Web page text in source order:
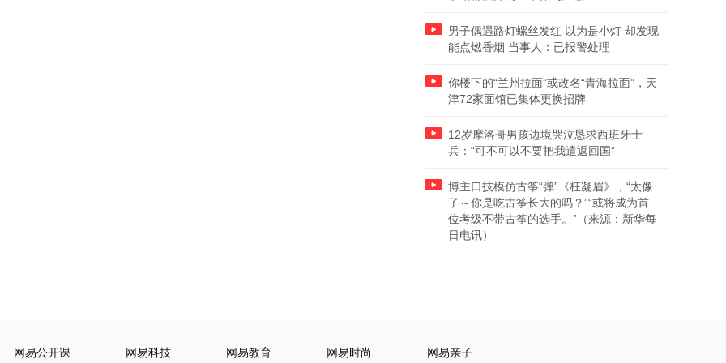
男子偶遇路灯螺丝发红 以为是小灯 却发现
能点燃香烟 当事人：已报警处理
你楼下的“兰州拉面”或改名“青海拉面”，天
津72家面馆已集体更换招牌
12岁摩洛哥男孩边境哭泣恳求西班牙士
兵：“可不可以不要把我遣返回国”
博主口技模仿古筝“弹”《枉凝眉》，“太像
了～你是吃古筝长大的吗？”“或将成为首
位考级不带古筝的选手。”（来源：新华每
日电讯）
网易公开课 网易科技 网易教育 网易时尚 网易亲子